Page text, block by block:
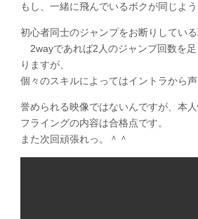
もし、一緒に飛んでいるボクが同じよ
初心者同士のジャンプをお断りしてい
2wayであれば2人のジャンプ回数を
りますが、
個々のスキルによってはイントラから
誉められる映像ではないんですが、本
フライングの内容は合格点です。
また次回頑張れっ。＾＾